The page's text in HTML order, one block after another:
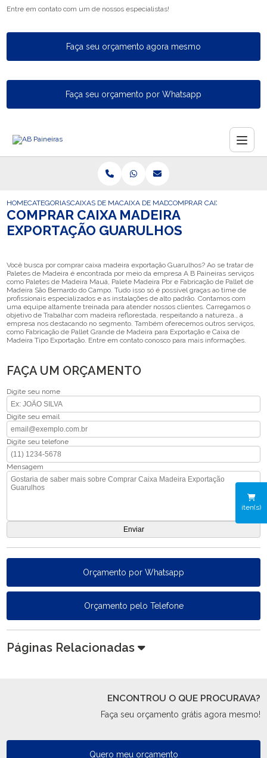
Entre em contato com um de nossos especialistas!
Faça seu orçamento agora mesmo
Faça seu orçamento por Whatsapp
iten(s)
HOMECATEGORIASCAIXAS DE MADEIRA PARA EXPORTACAO
CAIXA DE MADEIRA PARA A EXPORTACAO
COMPRAR CAIXA MADEIRA
COMPRAR CAIXA MADEIRA
EXPORTAÇÃO GUARULHOS
Você busca por comprar caixa madeira exportação Guarulhos? Ao se tratar de
Paletes de Madeira é encontrada por meio da empresa A B Paineiras serviços
como Paletes de Madeira Mauá, Palete Madeira Pbr e Fabricação de Pallet de
Madeira São Bernardo do Campo. Tudo isso só é possível graças ao time de
profissionais especializados e as instalações de alto padrão. Contamos com
uma equipe altamente treinada para atender nossos clientes. Carregamos o
objetivo de Trabalhar com madeira reflorestada, respeitando a natureza., a
empresa nos destacando no segmento. Também oferecemos outros serviços,
como Fabricação de Pallet Grande de Madeira para Exportação e Caixa de
Madeira Tipo Exportação. Entre em contato conosco para mais informações.
FAÇA UM ORÇAMENTO
Digite seu nome
Digite seu email
Digite seu telefone
Mensagem
Orçamento por Whatsapp
Orçamento pelo Telefone
Páginas Relacionadas
ENCONTROU O QUE PROCURAVA?
Faça seu orçamento grátis agora mesmo!
Quero meu orçamento